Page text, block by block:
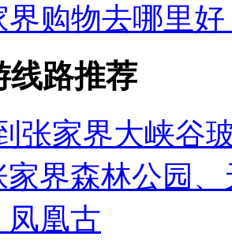
界购物去哪里
线路推荐